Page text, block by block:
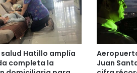
salud Hatillo amplía
completa la
Juan